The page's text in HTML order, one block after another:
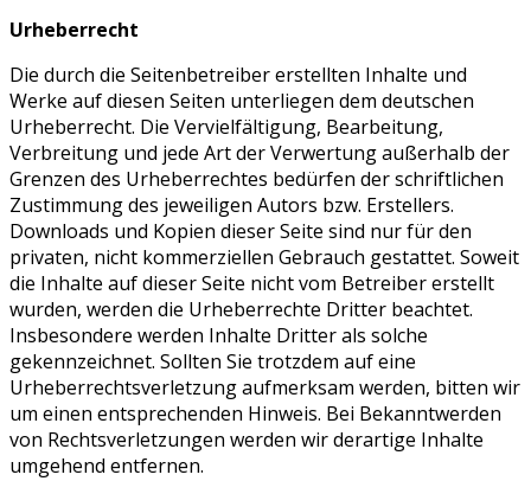
Urheberrecht
Die durch die Seitenbetreiber erstellten Inhalte und
Werke auf diesen Seiten unterliegen dem deutschen
Urheberrecht. Die Vervielfältigung, Bearbeitung,
Verbreitung und jede Art der Verwertung außerhalb der
Grenzen des Urheberrechtes bedürfen der schriftlichen
Zustimmung des jeweiligen Autors bzw. Erstellers.
Downloads und Kopien dieser Seite sind nur für den
privaten, nicht kommerziellen Gebrauch gestattet. Soweit
die Inhalte auf dieser Seite nicht vom Betreiber erstellt
wurden, werden die Urheberrechte Dritter beachtet.
Insbesondere werden Inhalte Dritter als solche
gekennzeichnet. Sollten Sie trotzdem auf eine
Urheberrechtsverletzung aufmerksam werden, bitten wir
um einen entsprechenden Hinweis. Bei Bekanntwerden
von Rechtsverletzungen werden wir derartige Inhalte
umgehend entfernen.